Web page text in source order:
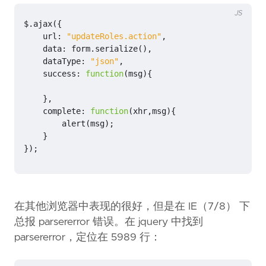
$. ajax({
url : "updateRoles.action" ,
data: form. serialize(),
dataType: "json" ,
success : function(msg){
},
complete: function(xhr,msg){
alert (msg);
}
});
JS
在其他浏览器中表现的很好，但是在 IE（7/8） 下
总报 parsererror 错误。在 jquery 中找到
parsererror，定位在 5989 行：